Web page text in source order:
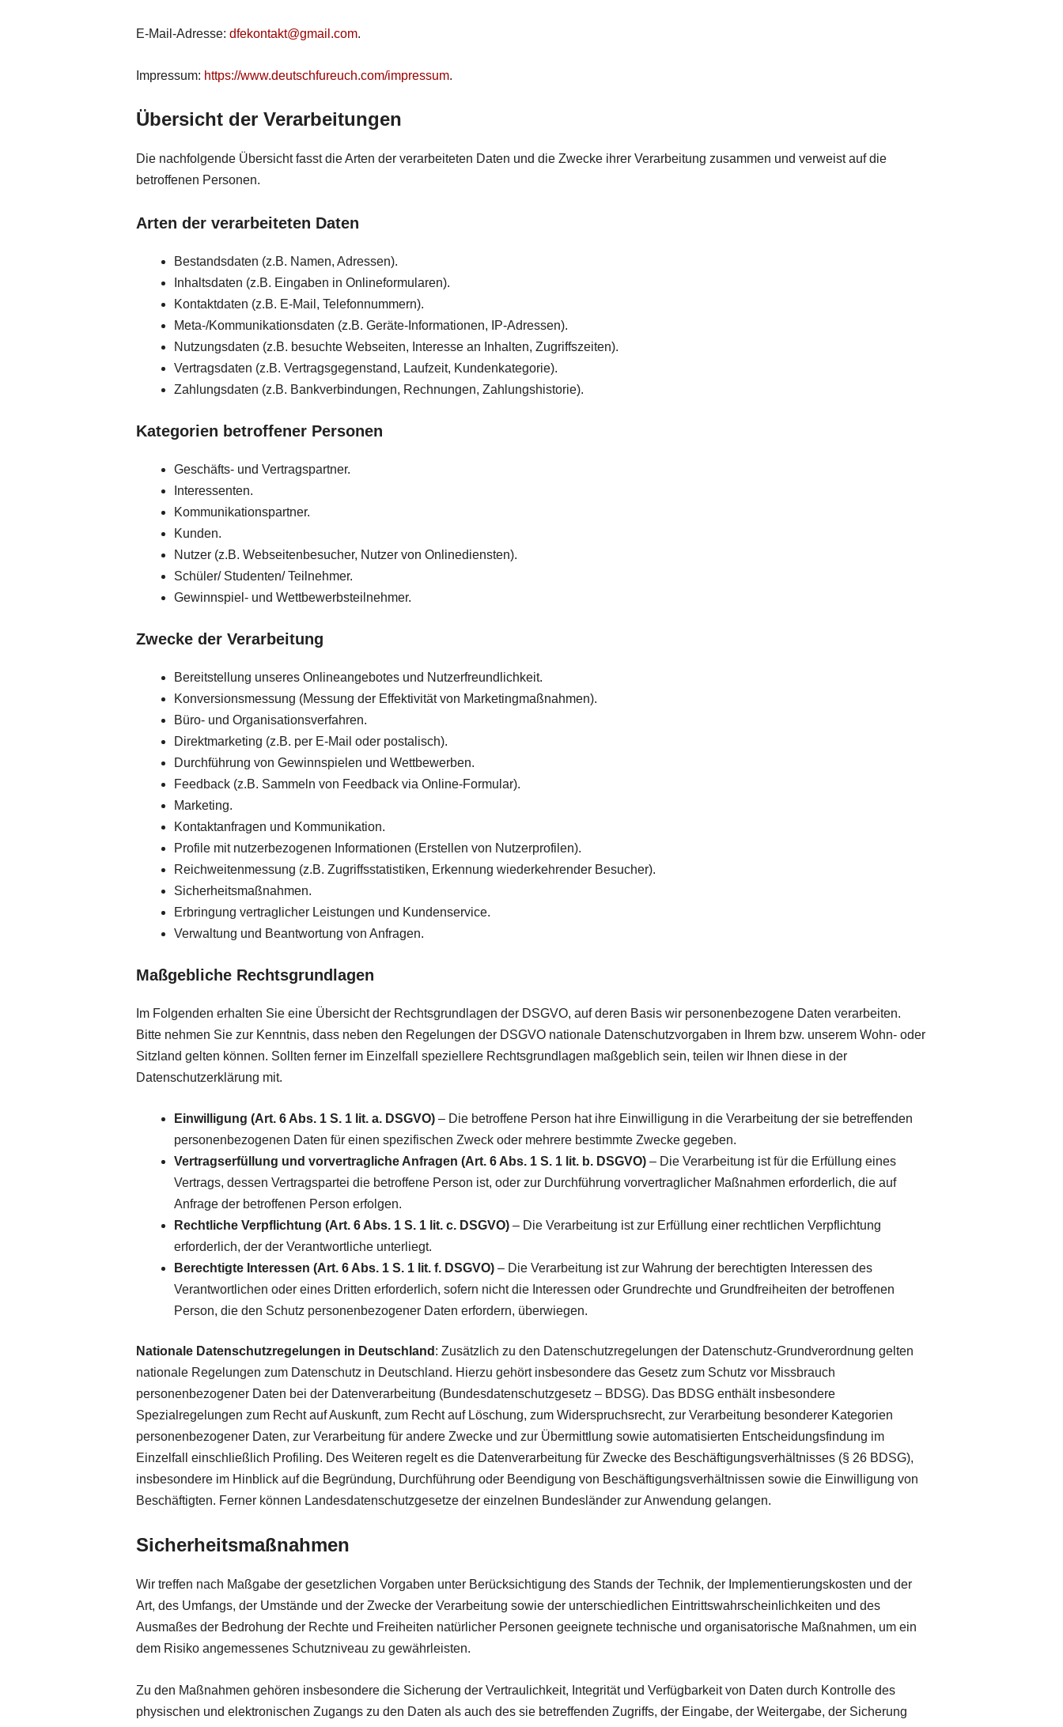
E-Mail-Adresse: dfekontakt@gmail.com.
Impressum: https://www.deutschfureuch.com/impressum.
Übersicht der Verarbeitungen
Die nachfolgende Übersicht fasst die Arten der verarbeiteten Daten und die Zwecke ihrer Verarbeitung zusammen und verweist auf die
betroffenen Personen.
Arten der verarbeiteten Daten
Bestandsdaten (z.B. Namen, Adressen).
Inhaltsdaten (z.B. Eingaben in Onlineformularen).
Kontaktdaten (z.B. E-Mail, Telefonnummern).
Meta-/Kommunikationsdaten (z.B. Geräte-Informationen, IP-Adressen).
Nutzungsdaten (z.B. besuchte Webseiten, Interesse an Inhalten, Zugriffszeiten).
Vertragsdaten (z.B. Vertragsgegenstand, Laufzeit, Kundenkategorie).
Zahlungsdaten (z.B. Bankverbindungen, Rechnungen, Zahlungshistorie).
Kategorien betroffener Personen
Geschäfts- und Vertragspartner.
Interessenten.
Kommunikationspartner.
Kunden.
Nutzer (z.B. Webseitenbesucher, Nutzer von Onlinediensten).
Schüler/ Studenten/ Teilnehmer.
Gewinnspiel- und Wettbewerbsteilnehmer.
Zwecke der Verarbeitung
Bereitstellung unseres Onlineangebotes und Nutzerfreundlichkeit.
Konversionsmessung (Messung der Effektivität von Marketingmaßnahmen).
Büro- und Organisationsverfahren.
Direktmarketing (z.B. per E-Mail oder postalisch).
Durchführung von Gewinnspielen und Wettbewerben.
Feedback (z.B. Sammeln von Feedback via Online-Formular).
Marketing.
Kontaktanfragen und Kommunikation.
Profile mit nutzerbezogenen Informationen (Erstellen von Nutzerprofilen).
Reichweitenmessung (z.B. Zugriffsstatistiken, Erkennung wiederkehrender Besucher).
Sicherheitsmaßnahmen.
Erbringung vertraglicher Leistungen und Kundenservice.
Verwaltung und Beantwortung von Anfragen.
Maßgebliche Rechtsgrundlagen
Im Folgenden erhalten Sie eine Übersicht der Rechtsgrundlagen der DSGVO, auf deren Basis wir personenbezogene Daten verarbeiten.
Bitte nehmen Sie zur Kenntnis, dass neben den Regelungen der DSGVO nationale Datenschutzvorgaben in Ihrem bzw. unserem Wohn- oder
Sitzland gelten können. Sollten ferner im Einzelfall speziellere Rechtsgrundlagen maßgeblich sein, teilen wir Ihnen diese in der
Datenschutzerklärung mit.
Einwilligung (Art. 6 Abs. 1 S. 1 lit. a. DSGVO) – Die betroffene Person hat ihre Einwilligung in die Verarbeitung der sie betreffenden
personenbezogenen Daten für einen spezifischen Zweck oder mehrere bestimmte Zwecke gegeben.
Vertragserfüllung und vorvertragliche Anfragen (Art. 6 Abs. 1 S. 1 lit. b. DSGVO) – Die Verarbeitung ist für die Erfüllung eines
Vertrags, dessen Vertragspartei die betroffene Person ist, oder zur Durchführung vorvertraglicher Maßnahmen erforderlich, die auf
Anfrage der betroffenen Person erfolgen.
Rechtliche Verpflichtung (Art. 6 Abs. 1 S. 1 lit. c. DSGVO) – Die Verarbeitung ist zur Erfüllung einer rechtlichen Verpflichtung
erforderlich, der der Verantwortliche unterliegt.
Berechtigte Interessen (Art. 6 Abs. 1 S. 1 lit. f. DSGVO) – Die Verarbeitung ist zur Wahrung der berechtigten Interessen des
Verantwortlichen oder eines Dritten erforderlich, sofern nicht die Interessen oder Grundrechte und Grundfreiheiten der betroffenen
Person, die den Schutz personenbezogener Daten erfordern, überwiegen.
Nationale Datenschutzregelungen in Deutschland : Zusätzlich zu den Datenschutzregelungen der Datenschutz-Grundverordnung gelten
nationale Regelungen zum Datenschutz in Deutschland. Hierzu gehört insbesondere das Gesetz zum Schutz vor Missbrauch
personenbezogener Daten bei der Datenverarbeitung (Bundesdatenschutzgesetz – BDSG). Das BDSG enthält insbesondere
Spezialregelungen zum Recht auf Auskunft, zum Recht auf Löschung, zum Widerspruchsrecht, zur Verarbeitung besonderer Kategorien
personenbezogener Daten, zur Verarbeitung für andere Zwecke und zur Übermittlung sowie automatisierten Entscheidungsfindung im
Einzelfall einschließlich Profiling. Des Weiteren regelt es die Datenverarbeitung für Zwecke des Beschäftigungsverhältnisses (§ 26 BDSG),
insbesondere im Hinblick auf die Begründung, Durchführung oder Beendigung von Beschäftigungsverhältnissen sowie die Einwilligung von
Beschäftigten. Ferner können Landesdatenschutzgesetze der einzelnen Bundesländer zur Anwendung gelangen.
Sicherheitsmaßnahmen
Wir treffen nach Maßgabe der gesetzlichen Vorgaben unter Berücksichtigung des Stands der Technik, der Implementierungskosten und der
Art, des Umfangs, der Umstände und der Zwecke der Verarbeitung sowie der unterschiedlichen Eintrittswahrscheinlichkeiten und des
Ausmaßes der Bedrohung der Rechte und Freiheiten natürlicher Personen geeignete technische und organisatorische Maßnahmen, um ein
dem Risiko angemessenes Schutzniveau zu gewährleisten.
Zu den Maßnahmen gehören insbesondere die Sicherung der Vertraulichkeit, Integrität und Verfügbarkeit von Daten durch Kontrolle des
physischen und elektronischen Zugangs zu den Daten als auch des sie betreffenden Zugriffs, der Eingabe, der Weitergabe, der Sicherung